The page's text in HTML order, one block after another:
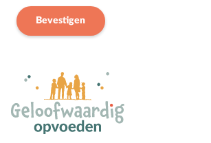
Goede Vrijdag
Groepsdruk
Hemelvaartsdag
Hervormingsdag
Huwelijk
Bevestigen